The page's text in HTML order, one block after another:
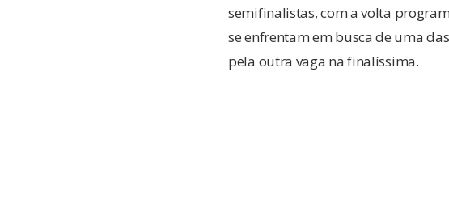
semifinalistas, com a volta
se enfrentam em busca de uma
pela outra vaga na finalíssima.